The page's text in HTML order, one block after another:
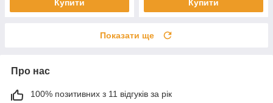
Купити Купити
Показати ще
Про нас
100% позитивних з 11 відгуків за рік